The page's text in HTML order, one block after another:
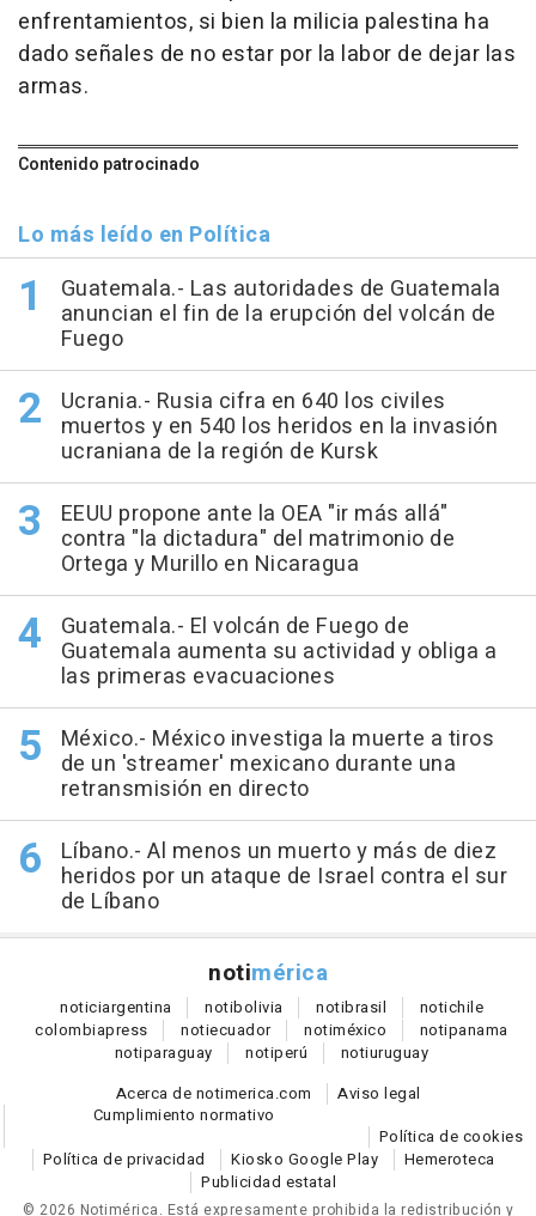
enfrentamientos, si bien la milicia palestina ha
dado señales de no estar por la labor de dejar las
armas.
Contenido patrocinado
Lo más leído en Política
Guatemala.- Las autoridades de Guatemala
anuncian el fin de la erupción del volcán de
Fuego
Ucrania.- Rusia cifra en 640 los civiles
muertos y en 540 los heridos en la invasión
ucraniana de la región de Kursk
EEUU propone ante la OEA "ir más allá"
contra "la dictadura" del matrimonio de
Ortega y Murillo en Nicaragua
Guatemala.- El volcán de Fuego de
Guatemala aumenta su actividad y obliga a
las primeras evacuaciones
México.- México investiga la muerte a tiros
de un 'streamer' mexicano durante una
retransmisión en directo
Líbano.- Al menos un muerto y más de diez
heridos por un ataque de Israel contra el sur
de Líbano
notimérica
noticiargentina notibolivia notibrasil notichile
colombiapress notiecuador notiméxico notipanama
notiparaguay notiperú notiuruguay
Acerca de notimerica.com
Aviso legal
Cumplimiento normativo
Política de cookies
Política de privacidad
Kiosko Google Play
Hemeroteca
Publicidad estatal
© 2026 Notimérica. Está expresamente prohibida la redistribución y